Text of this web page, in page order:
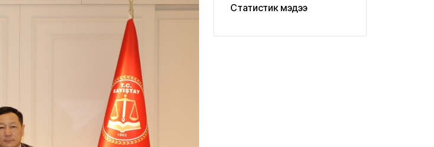
Статистик мэдээ